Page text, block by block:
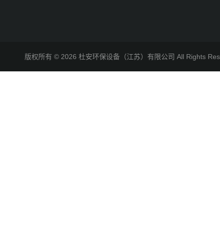
版权所有 © 2026 杜安环保设备（江苏）有限公司 All Rights